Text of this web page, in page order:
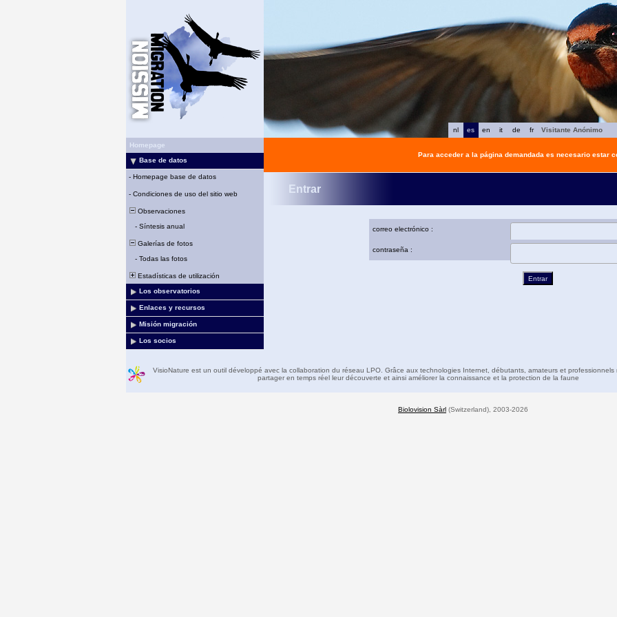
fr
de
it
en
es
nl
Visitante Anónimo
Homepage
Base de datos
- Homepage base de datos
- Condiciones de uso del sitio web
Observaciones
- Síntesis anual
Galerías de fotos
- Todas las fotos
Estadísticas de utilización
Los observatorios
Enlaces y recursos
Misión migración
Los socios
Para acceder a la página demandada es necesario estar
Entrar
correo electrónico :
contraseña :
VisioNature est un outil développé avec la collaboration du réseau LPO. Grâce aux technologies Internet, débutants, amateurs et professionnels
partager en temps réel leur découverte et ainsi améliorer la connaissance et la protection de la faune
Biolovision Sàrl (Switzerland), 2003-2026